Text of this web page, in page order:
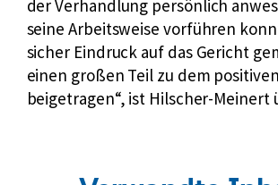
der Verhandlung persönlich
seine Arbeitsweise vorführen
sicher Eindruck auf das Gericht
einen großen Teil zu dem
beigetragen“, ist Hilscher-Meinert